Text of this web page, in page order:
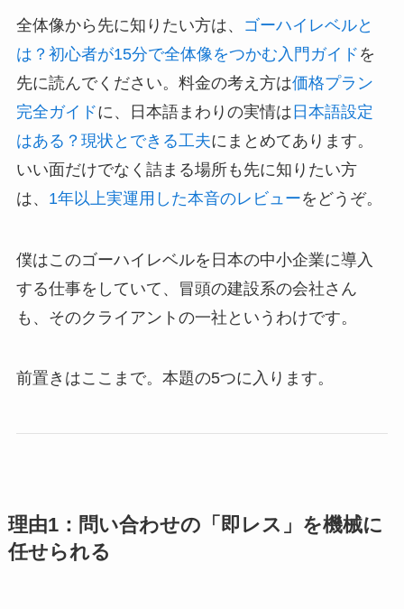
全体像から先に知りたい方は、
ゴーハイレベルと
は？初心者が15分で全体像をつかむ入門ガイド を
先に読んでください。料金の考え方は価格プラン
完全ガイドに、日本語まわりの実情は 日本語設定
はある？現状とできる工夫にまとめてあります。
いい面だけでなく詰まる場所も先に知りたい方
は、 1年以上実運用した本音のレビューをどうぞ。
僕はこのゴーハイレベルを日本の中小企業に導入
する仕事をしていて、冒頭の建設系の会社さん
も、そのクライアントの一社というわけです。
前置きはここまで。本題の5つに入ります。
理由1：問い合わせの「即レス」を機械に
任せられる